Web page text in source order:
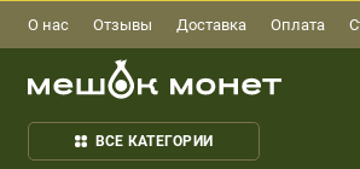
О нас Отзывы Доставка Оплата
ВСЕ КАТЕГОРИИ